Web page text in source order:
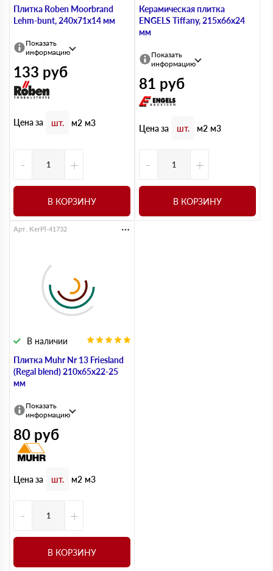
Плитка Roben Moorbrand
Lehm-bunt, 240х71х14 мм
Показать
информацию
133 руб
Цена за шт. м2 м3
- +
В КОРЗИНУ
Керамическая плитка
ENGELS Tiffany, 215х66х24
мм
Показать
информацию
81 руб
Цена за шт. м2 м3
- +
В КОРЗИНУ
Плитка Muhr Nr 13 Friesland
(Regal blend) 210х65х22-25
мм
В наличии
Арт. KerPl-41732
Показать
информацию
80 руб
Цена за шт. м2 м3
- +
В КОРЗИНУ